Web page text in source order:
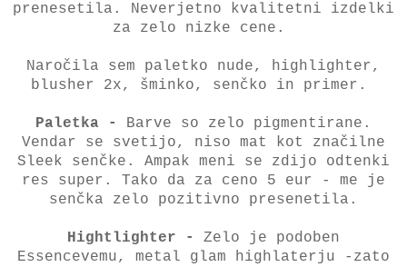
prenesetila. Neverjetno kvalitetni izdelki
za zelo nizke cene.
Naročila sem paletko nude, highlighter,
blusher 2x, šminko, senčko in primer.
Paletka - Barve so zelo pigmentirane.
Vendar se svetijo, niso mat kot značilne
Sleek senčke. Ampak meni se zdijo odtenki
res super. Tako da za ceno 5 eur - me je
senčka zelo pozitivno presenetila.
Hightlighter - Zelo je podoben
Essencevemu, metal glam highlaterju -zato